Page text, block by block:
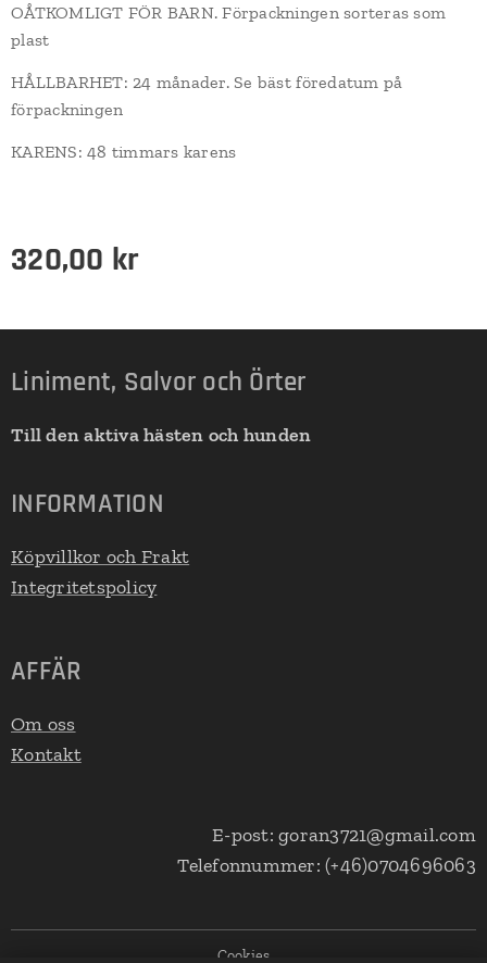
OÅTKOMLIGT FÖR BARN. Förpackningen sorteras som
plast
HÅLLBARHET: 24 månader. Se bäst föredatum på
förpackningen
KARENS: 48 timmars karens
320,00 kr
Liniment, Salvor och Örter
Till den aktiva hästen och hunden
INFORMATION
Köpvillkor och Frakt
Integritetspolicy
AFFÄR
Om oss
Kontakt
E-post: goran3721@gmail.com
Telefonnummer: (+46)0704696063
Cookies